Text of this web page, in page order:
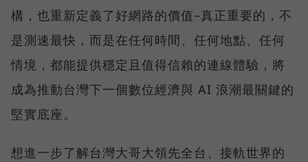
構，也重新定義了好網路的價值–真正重要的，不
是測速最快，而是在任何時間、任何地點、任何
情境，都能提供穩定且值得信賴的連線體驗，將
成為推動台灣下一個數位經濟與 AI 浪潮最關鍵的
堅實底座。
想進一步了解台灣大哥大領先全台、接軌世界的